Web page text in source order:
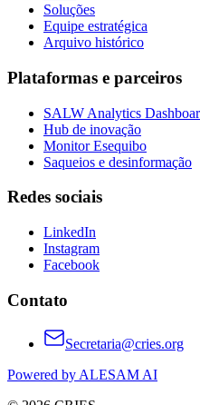
Soluções
Equipe estratégica
Arquivo histórico
Plataformas e parceiros
SALW Analytics
Hub de inovação
Monitor Esequibo
Saqueios e desinformação
Redes sociais
LinkedIn
Instagram
Facebook
Contato
Secretaria@cries.org
Powered by ALESAM AI